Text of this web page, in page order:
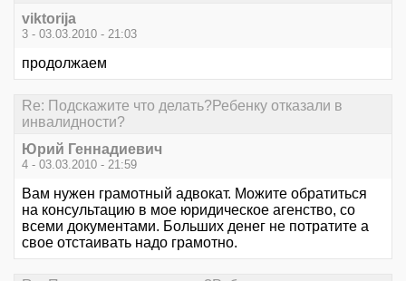
viktorija
3 - 03.03.2010 - 21:03
продолжаем
Re: Подскажите что делать?Ребенку отказали в
инвалидности?
Юрий Геннадиевич
4 - 03.03.2010 - 21:59
Вам нужен грамотный адвокат. Можите обратиться
на консультацию в мое юридическое агенство, со
всеми документами. Больших денег не потратите а
свое отстаивать надо грамотно.